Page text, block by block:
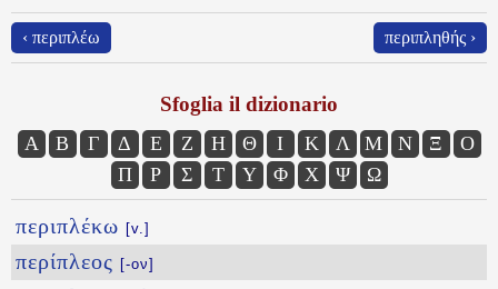
‹ περιπλέω περιπληθής ›
Sfoglia il dizionario
Α Β Γ Δ Ε Ζ Η Θ Ι Κ Λ Μ Ν Ξ
Ο
Π
Ρ Σ Τ Υ Φ Χ Ψ Ω
περιπλέκω [v.]
περίπλεος [-ον]